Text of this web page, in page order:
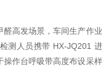
醛高发场景，车间生产作业
测人员携带 HX-JQ201 进
操作台呼吸带高度布设采样